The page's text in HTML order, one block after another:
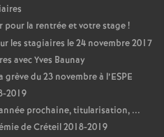
pour la rentrée et votre stage!
les stagiaires le 24 novembre 2017
avec Yves Baunay
du 23 novembre à l’ESPE
2019
prochaine, titularisation, ...
de Créteil 2018-2019